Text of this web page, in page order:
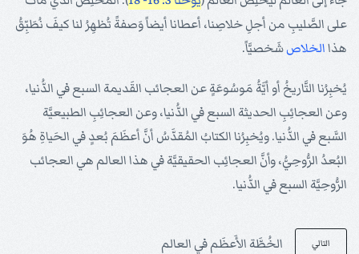
على الصَّليبِ من أجلِ خلاصِنا، أعطانا أيضاً وَصفةً تُظهِرُ لنا كيفَ نُطَبِّقُ
هذاالخلاصشَخصيَّاً.
يُخبِرُنا التَّاريخُ أو أيَّةُ مَوسُوعَةٍ عن العجائب القَديمة السبع في الدُّنيا،
وعن العجائِبِ الحديثة السبع في الدُّنيا، وعن العجائِبِ الطبيعيَّة
السَّبع في الدُّنيا. ويُخبِرُنا الكتابُ المُقدَّسُ أنَّ أعظَمَ بُعدٍ في الحَياةِ هُوَ
البُعدُ الرُّوحِيُّ، وأنَّ العجائِب الحقيقيَّة في هذا العالم هي العجائب
الرُّوحِيَّة السبع في الدُّنيا.
التالي الخُطَّة الأَعظَم في العالم